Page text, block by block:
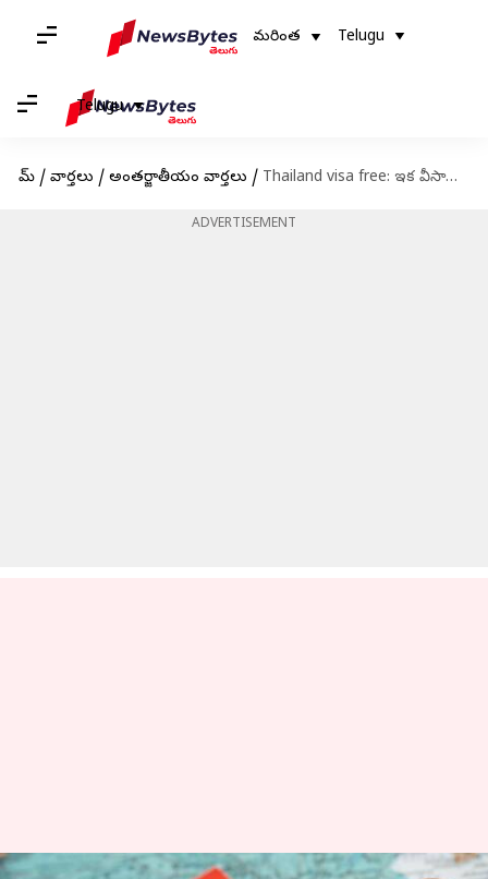
మరింత Telugu
Telugu
హోమ్ / వార్తలు / అంతర్జాతీయం వార్తలు / Thailand visa free: ఇక వీసాకు పైసా చెల్లించకుండానే.. భారతీయులు థాయ్‌లాండ్‌కు వెళ్లొచ్చు
ADVERTISEMENT